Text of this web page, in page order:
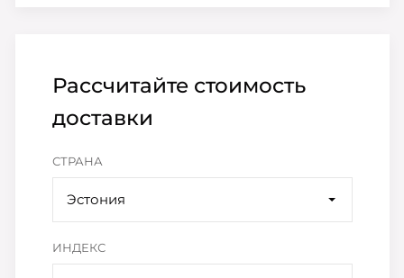
Рассчитайте стоимость
доставки
СТРАНА
Эстония
ИНДЕКС